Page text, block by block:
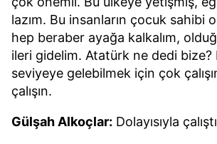
lazım. Bu insanların çocuk sahibi
hep beraber ayağa kalkalım,
ileri gidelim. Atatürk ne dedi bize?
seviyeye gelebilmek için çok
çalışın.
Gülşah Alkoçlar: Dolayısıyla